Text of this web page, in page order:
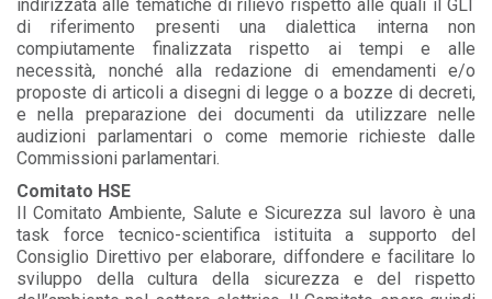
indirizzata alle tematiche di rilievo rispetto alle quali il GLT
di riferimento presenti una dialettica interna non
compiutamente finalizzata rispetto ai tempi e alle
necessità, nonché alla redazione di emendamenti e/o
proposte di articoli a disegni di legge o a bozze di decreti,
e nella preparazione dei documenti da utilizzare nelle
audizioni parlamentari o come memorie richieste dalle
Commissioni parlamentari.
Comitato HSE
Il Comitato Ambiente, Salute e Sicurezza sul lavoro è una
task force tecnico-scientifica istituita a supporto del
Consiglio Direttivo per elaborare, diffondere e facilitare lo
sviluppo della cultura della sicurezza e del rispetto